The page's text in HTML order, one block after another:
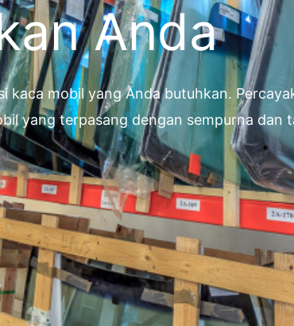
Anda
mobil yang Anda butuhkan.
yang terpasang dengan sempurna dan